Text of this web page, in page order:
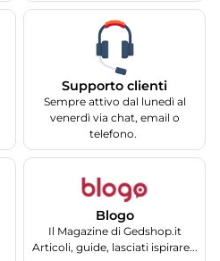
Supporto clienti
Sempre attivo dal lunedì al
venerdì via chat, email o
telefono.
Blogo
Il Magazine di Gedshop.it
Articoli, guide, lasciati ispirare...